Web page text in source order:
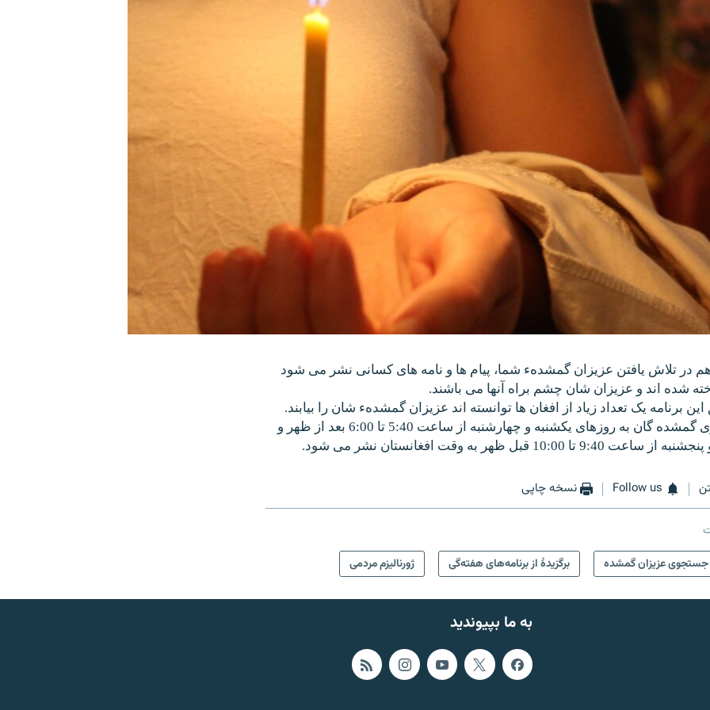
در تلاش یافتن عزیزان گمشدهء شما، پیام ها و نامه های کسانی نشر می شود
شده اند و عزیزان شان چشم براه آنها می باشند.
برنامه یک تعداد زیاد از افغان ها توانسته اند عزیزان گمشدهء شان را بیابند.
برنامه درجستجوی گمشده گان به روزهای یکشنبه و چهارشنبه از ساعت 5:40 تا 6:00 بعد از ظهر و
قبل ظهر به وقت افغانستان نشر می شود.
Follow us نسخه چاپی
جستجوی عزیزان گمشده
برگزیدۀ از برنامه‌های هفته‌گی ژورنالیزم مردمی
به ما بپیوندید